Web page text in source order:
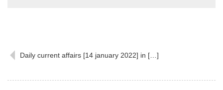
Daily current affairs [14 january 2022] in […]